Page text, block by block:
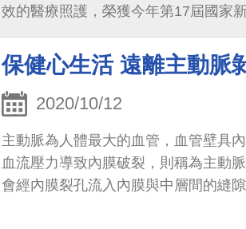
效的醫療照護，榮獲今年第17屆國家
保健心生活 遠離主動脈
2020/10/12
主動脈為人體最大的血管，血管壁具
血流壓力導致內膜破裂，則稱為主動
會經內膜裂孔流入內膜與中層間的縫